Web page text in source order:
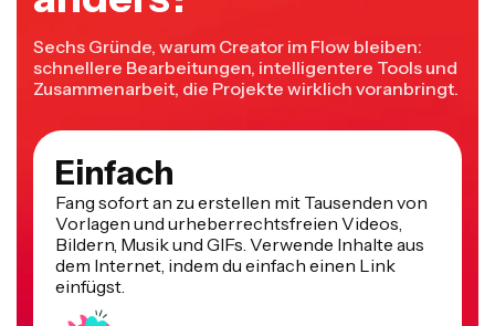
Sechs Gründe, warum Creator im Flow bleiben:
schnellere Bearbeitungen, intelligentere Tools und
Zusammenarbeit, die Projekte wirklich voranbringt.
Einfach
Fang sofort an zu erstellen mit Tausenden von
Vorlagen und urheberrechtsfreien Videos,
Bildern, Musik und GIFs. Verwende Inhalte aus
dem Internet, indem du einfach einen Link
einfügst.